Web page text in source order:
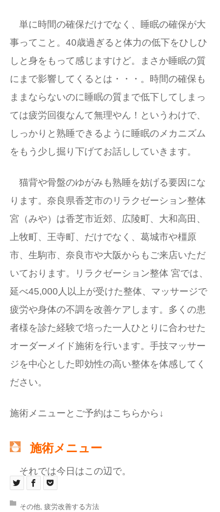
単に時間の確保だけでなく、睡眠の確保が大
事ってこと。40歳過ぎると体力の低下をひしひ
しと身をもって感じますけど。まさか睡眠の質
にまで影響してくるとは・・・。時間の確保も
ままならないのに睡眠の質まで低下してしまっ
ては疲労回復なんて無理やん！というわけで、
しっかりと熟睡できるように睡眠のメカニズム
をもう少し掘り下げてお話ししていきます。
猫背や骨盤のゆがみも熟睡を妨げる要因にな
ります。奈良県香芝市のリラクゼーション整体
宮（みや）は香芝市近郊、広陵町、大和高田、
上牧町、王寺町、だけでなく、葛城市や橿原
市、生駒市、奈良市や大阪からもご来店いただ
いております。リラクゼーション整体 宮では、
延べ45,000人以上が受けた整体、マッサージで
疲労や身体の不調を改善ケアします。多くの患
者様を診た経験で培った一人ひとりに合わせた
オーダーメイド施術を行います。手技マッサー
ジを中心とした即効性の高い整体を体感してく
ださい。
施術メニューとご予約はこちらから↓
施術メニュー
それでは今日はこの辺で。
その他 疲労改善する方法